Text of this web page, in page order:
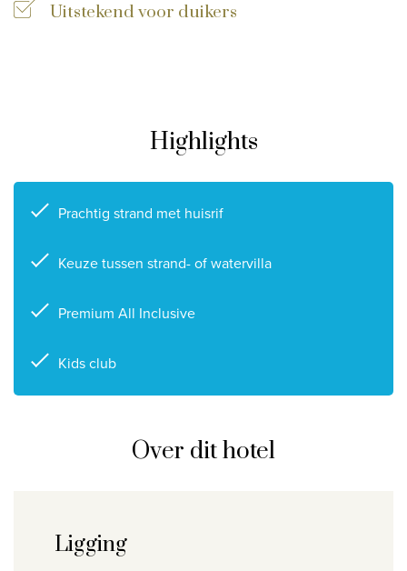
Uitstekend voor duikers
Highlights
Prachtig strand met huisrif
Keuze tussen strand- of watervilla
Premium All Inclusive
Kids club
Over dit hotel
Ligging